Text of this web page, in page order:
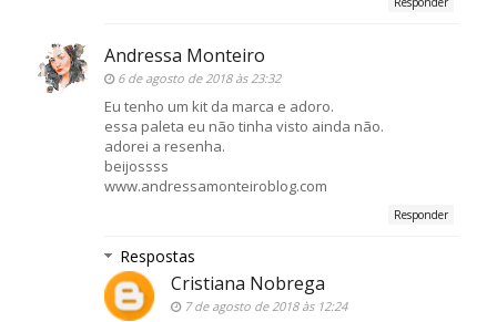
Andressa Monteiro
6 de agosto de 2018 às 23:32
Eu tenho um kit da marca e adoro.
essa paleta eu não tinha visto ainda não.
adorei a resenha.
beijossss
www.andressamonteiroblog.com
Responder
Respostas
Cristiana Nobrega
7 de agosto de 2018 às 12:24